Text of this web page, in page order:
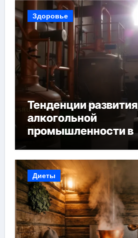
Здоровье
Тенденции развития
алкогольной
промышленности в
Диеты